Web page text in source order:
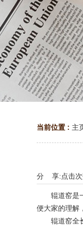
当前位置 : 主
点击次
分 享:
辊道窑是一
便大家的理解
辊道窑全长